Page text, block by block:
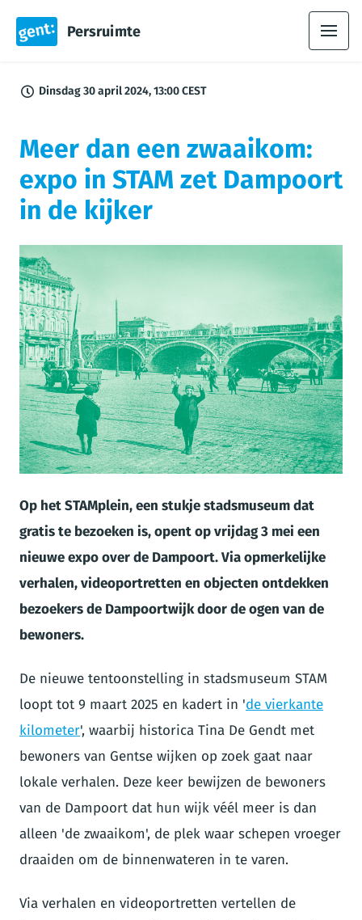
Persruimte
Dinsdag 30 april 2024, 13:00 CEST
Meer dan een zwaaikom:
expo in STAM zet Dampoort
in de kijker
JPG
Op het STAMplein, een stukje stadsmuseum dat
gratis te bezoeken is, opent op vrijdag 3 mei een
nieuwe expo over de Dampoort. Via opmerkelijke
verhalen, videoportretten en objecten ontdekken
bezoekers de Dampoortwijk door de ogen van de
bewoners.
De nieuwe tentoonstelling in stadsmuseum STAM
loopt tot 9 maart 2025 en kadert in 'de vierkante
kilometer', waarbij historica Tina De Gendt met
bewoners van Gentse wijken op zoek gaat naar
lokale verhalen. Deze keer bewijzen de bewoners
van de Dampoort dat hun wijk véél meer is dan
alleen 'de zwaaikom', de plek waar schepen vroeger
draaiden om de binnenwateren in te varen.
Via verhalen en videoportretten vertellen de